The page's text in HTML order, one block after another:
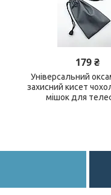
179 ₴
Універсальний
захисний кисет
мішок для